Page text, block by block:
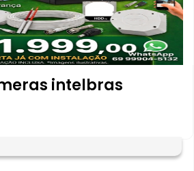
intelbras